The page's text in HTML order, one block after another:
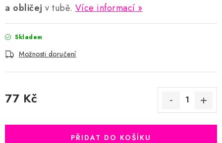
a obličej v tubě. Více informací
Skladem
Možnosti doručení
77 Kč
PŘIDAT DO KOŠÍKU